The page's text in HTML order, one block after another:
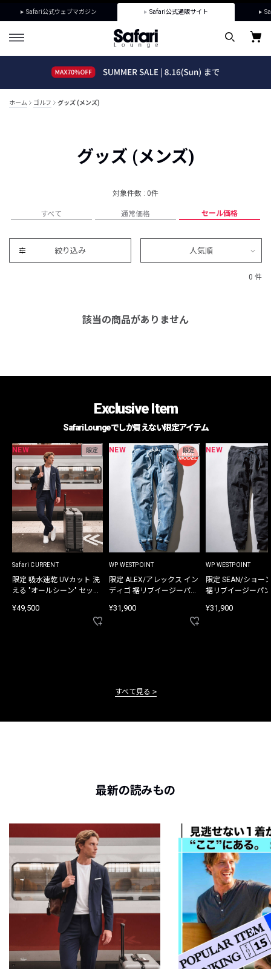
Safari公式ウェブマガジン Safari公式通販サイト
ホーム ゴルフ グッズ (メンズ)
グッズ (メンズ)
対象件数 : 0件
すべて 通常価格 セール価格
絞り込み 人気順
0 件
該当の商品がありません
Exclusive Item
Safari Loungeでしか買えない限定アイテム
NEW 限定
Safari CURRENT
限定 吸水速乾 UVカット 洗
える "オールシーン" セット
¥49,500
NEW 限定
WP WESTPOINT
限定 ALEX/アレックス イン
ディゴ 裾リブイージーパン
¥31,900
NEW
WP WESTPOINT
限定 SEAN/ショー
裾リブイージーパ
¥31,900
すべて見る
最新の読みもの